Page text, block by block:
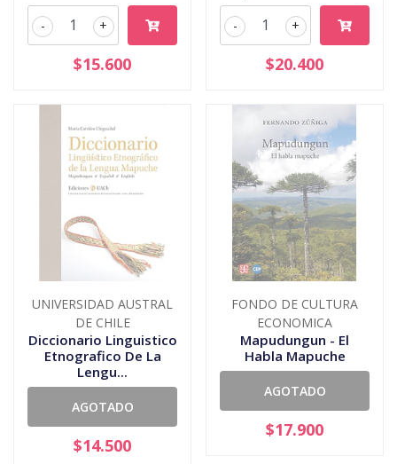
+
-
$15.600
+
-
$20.400
UNIVERSIDAD AUSTRAL
DE CHILE
Diccionario Linguistico
Etnografico De La
Lengu...
AGOTADO
$14.500
FONDO DE CULTURA
ECONOMICA
Mapudungun - El
Habla Mapuche
AGOTADO
$17.900